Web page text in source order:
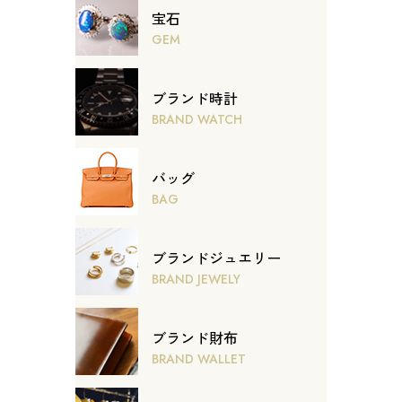
宝石
GEM
ブランド時計
BRAND WATCH
バッグ
BAG
ブランドジュエリー
BRAND JEWELY
ブランド財布
BRAND WALLET